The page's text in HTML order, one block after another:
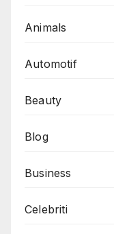
Animals
Automotif
Beauty
Blog
Business
Celebriti